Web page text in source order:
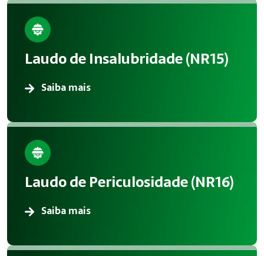
Laudo de Insalubridade (NR15)
Saiba mais
Laudo de Periculosidade (NR16)
Saiba mais